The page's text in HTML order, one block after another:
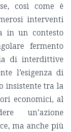
così come è
interventi
in un contesto
fermento
di interdittive
l’esigenza di
insistente tra la
economici, al
un’azione
ma anche più